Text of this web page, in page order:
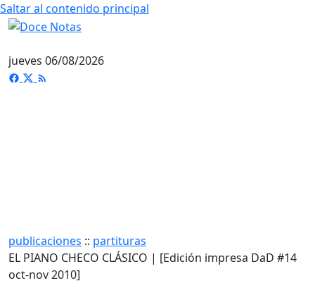
Saltar al contenido principal
jueves 06/08/2026
publicaciones :: partituras
EL PIANO CHECO CLÁSICO | [Edición impresa DaD #14
oct-nov 2010]